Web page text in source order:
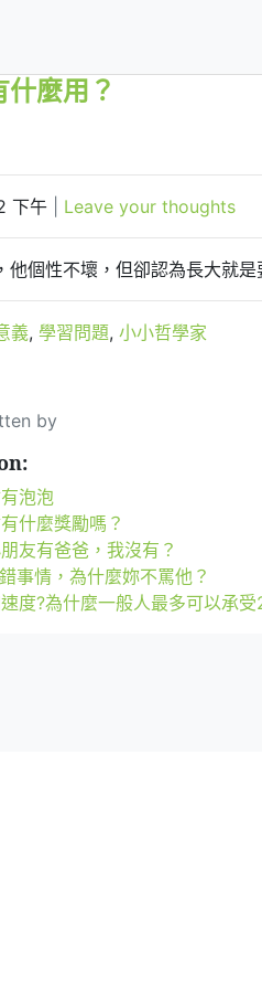
麼用？
下午 Leave your thoughts
他個性不壞，但卻認為長大就
義, 學習問題, 小小哲學家
by
泡泡
什麼獎勵嗎？
友有爸爸，我沒有？
事情，為什麼妳不罵他？
度?為什麼一般人最多可以承